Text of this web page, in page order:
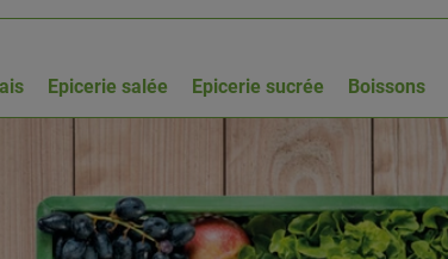
Epicerie salée Epicerie sucrée Boissons